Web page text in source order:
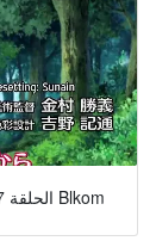
Pokemon Xy Z الحلقة 37 مترجم أون لاين أنمي بالكوم Blkom